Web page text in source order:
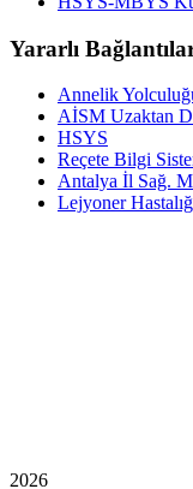
Yararlı
Annelik
AİSM Uzaktan
HSYS
Reçete Bilgi
Antalya İl Sağ.
Lejyoner
2026